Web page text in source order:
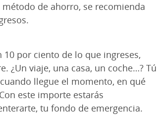
de ahorro, se recomienda
10 por ciento de lo que ingreses,
¿Un viaje, una casa, un coche…? Tú
llegue el momento, en qué
este importe estarás
tu fondo de emergencia.